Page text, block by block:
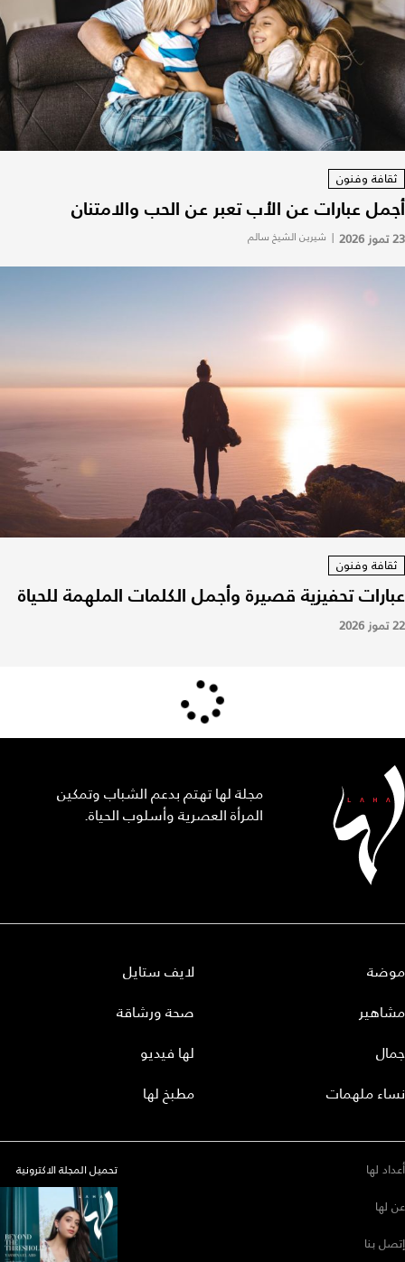
ثقافة وفنون
أجمل عبارات عن الأب تعبر عن الحب والامتنان
23 تموز 2026 | شيرين الشيخ سالم
ثقافة وفنون
عبارات تحفيزية قصيرة وأجمل الكلمات الملهمة للحياة
22 تموز 2026
مجلة لها تهتم بدعم الشباب وتمكين
المرأة العصرية وأسلوب الحياة.
موضة
مشاهير
جمال
نساء ملهمات
لايف ستايل
صحة ورشاقة
لها فيديو
مطبخ لها
أعداد لها
عن لها
إتصل بنا
تحميل المجلة الاكترونية